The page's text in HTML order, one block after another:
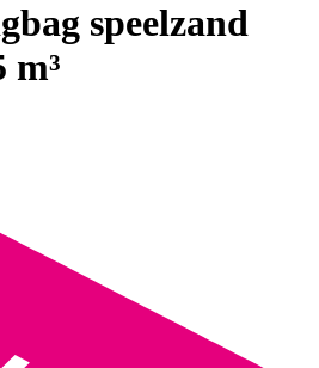
speelzand
m³